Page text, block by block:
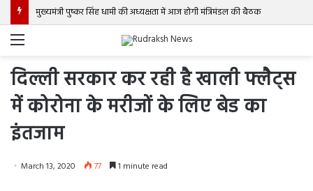
मुख्यमंत्री पुष्कर सिंह धामी की अध्यक्षता में आज होगी मंत्रिमंडल की बैठक
Menu
दिल्ली सरकार कर रही है खाली फ्लैट्स
में कोरोना के मरीजों के लिए बेड का
इंतजाम
March 13, 2020 77 1 minute read